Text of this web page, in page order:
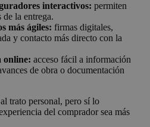
interactivos: permiten
la entrega.
más ágiles: firmas digitales,
y contacto más directo con la
online: acceso fácil a información
de obra o documentación
trato personal, pero sí lo
del comprador sea más